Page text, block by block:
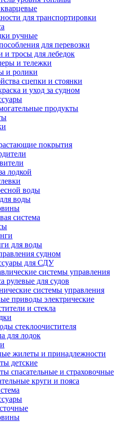
для транспортировки
ручные
для перевозки
и тросы для лебедок
и тележки
и ролики
сцепки и стоянки
и уход за судном
продукты
покрытия
лодкой
воды
воды
система
для воды
судном
для СДУ
системы управления
рулевые для судов
системы управления
приводы электрические
и стекла
стеклоочистителя
для лодок
жилеты и принадлежности
детские
спасательные и страховочные
круги и пояса